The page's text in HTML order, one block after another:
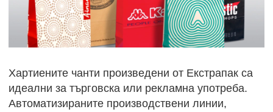
Хартиените чанти произведени от Екстрапак са
идеални за търговска или рекламна употреба.
Автоматизираните производствени линии,